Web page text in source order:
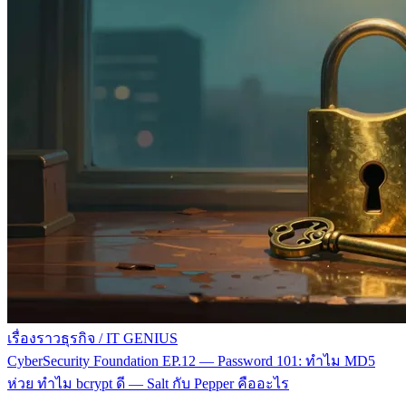
เรื่องราวธุรกิจ / IT GENIUS
CyberSecurity Foundation EP.12 — Password 101: ทำไม MD5
ห่วย ทำไม bcrypt ดี — Salt กับ Pepper คืออะไร